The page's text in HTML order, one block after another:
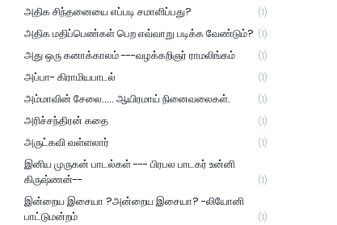
அதிக சிந்தனையை எப்படி சமாளிப்பது? (1)
அதிக மதிப்பெண்கள் பெற எவ்வாறு படிக்க வேண்டும்? (1)
அது ஒரு கனாக்காலம் ---வழக்கறிஞர் ராமலிங்கம் (1)
அப்பா- கிராமியபாடல் (1)
அம்மாவின் சேலை..... ஆயிரமாய் நினைவலைகள். (1)
அரிச்சந்திரன் கதை (1)
அருட்கவி வள்ளலார் (1)
இனிய முருகன் பாடல்கள் --- பிரபல பாடகர் உன்னி
கிருஷ்ணன்--
(1)
இன்றைய இசையா ?அன்றைய இசையா? -லியோனி
பாட்டுமன்றம்
(1)